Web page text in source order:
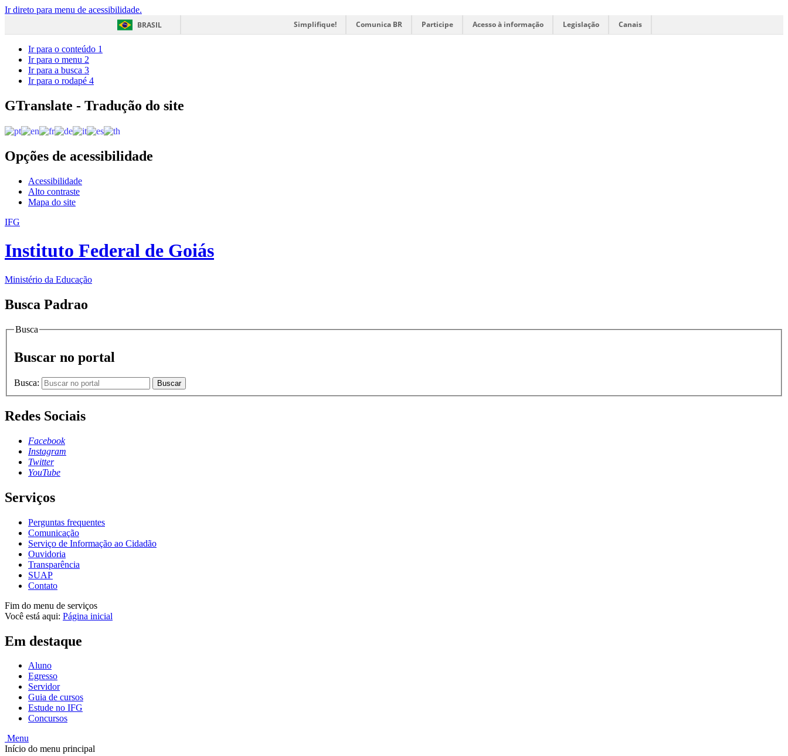
Ir direto para menu de acessibilidade.
BRASIL
Simplifique! Comunica BR Participe Acesso à informação Legislação Canais
Ir para o conteúdo 1
Ir para o menu 2
Ir para a busca 3
Ir para o rodapé 4
GTranslate - Tradução do site
Opções de acessibilidade
Acessibilidade
Alto contraste
Mapa do site
IFG
Instituto Federal de Goiás
Ministério da Educação
Busca Padrao
Busca
Buscar no portal
Busca: Buscar
Redes Sociais
Facebook
Instagram
Twitter
YouTube
Serviços
Perguntas frequentes
Comunicação
Serviço de Informação ao Cidadão
Ouvidoria
Transparência
SUAP
Contato
Fim do menu de serviços
Você está aqui: Página inicial
Em destaque
Aluno
Egresso
Servidor
Guia de cursos
Estude no IFG
Concursos
Menu
Início do menu principal